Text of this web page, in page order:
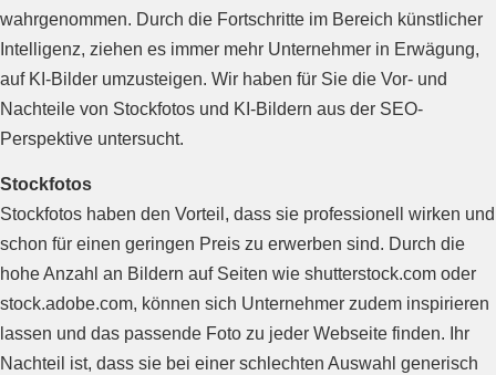
wahrgenommen. Durch die Fortschritte im Bereich künstlicher
Intelligenz, ziehen es immer mehr Unternehmer in Erwägung,
auf KI-Bilder umzusteigen. Wir haben für Sie die Vor- und
Nachteile von Stockfotos und KI-Bildern aus der SEO-
Perspektive untersucht.
Stockfotos
Stockfotos haben den Vorteil, dass sie professionell wirken und
schon für einen geringen Preis zu erwerben sind. Durch die
hohe Anzahl an Bildern auf Seiten wie shutterstock.com oder
stock.adobe.com, können sich Unternehmer zudem inspirieren
lassen und das passende Foto zu jeder Webseite finden. Ihr
Nachteil ist, dass sie bei einer schlechten Auswahl generisch